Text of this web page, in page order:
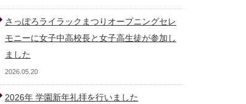
さっぽろライラックまつりオープニングセレ
モニーに女子中高校長と女子高生徒が参加し
ました
2026.05.20
2026年 学園新年礼拝を行いました